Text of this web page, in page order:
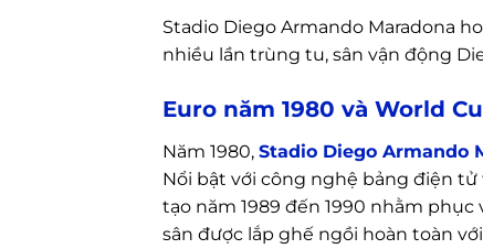
Stadio Diego Armando Maradona
nhiều lần trùng tu, sân vận động
Euro năm 1980 và World
Năm 1980, Stadio Diego Armando
Nổi bật với công nghệ bảng điện
tạo năm 1989 đến 1990 nhằm
sân được lắp ghế ngồi hoàn toàn